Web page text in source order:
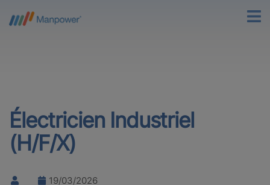
Électricien Industriel
(H/F/X)
19/03/2026